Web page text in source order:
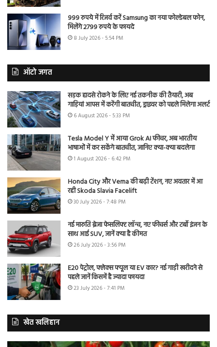
999 रुपये में रिजर्व करें Samsung का नया फोल्डेबल फोन,
मिलेंगे 2799 रुपये के फायदे
8 July 2026 - 5:54 PM
ऑटो जगत
सड़क हादसे रोकने के लिए नई तकनीक की तैयारी, अब
गाड़ियां आपस में करेंगी बातचीत, ड्राइवर को पहले मिलेगा अलर्ट
6 August 2026 - 5:33 PM
Tesla Model Y में आया Grok AI फीचर, अब भारतीय
भाषाओं में कर सकेंगे बातचीत, जानिए क्या-क्या बदलेगा
1 August 2026 - 6:42 PM
Honda City और Verna की बढ़ी टेंशन, नए अवतार में आ
रही Skoda Slavia Facelift
30 July 2026 - 7:48 PM
नई मारुति ब्रेजा फेसलिफ्ट लॉन्च, नए फीचर्स और टर्बो इंजन के
साथ आई SUV, जानें क्या है कीमत
26 July 2026 - 3:56 PM
E20 पेट्रोल, फ्लेक्स फ्यूल या EV कार? नई गाड़ी खरीदने से
पहले जानें किसमें है ज्यादा फायदा
23 July 2026 - 7:41 PM
खेत खलिहान